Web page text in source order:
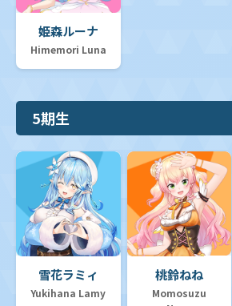
姫森ルーナ
Himemori Luna
5期生
雪花ラミィ
Yukihana Lamy
桃鈴ねね
Momosuzu